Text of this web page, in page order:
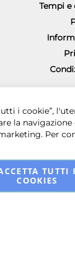
Tempi e
legale in via